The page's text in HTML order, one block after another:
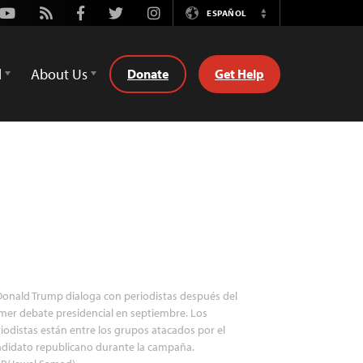
Youtube
Rss FacebookTwitterInstagramESPAÑOL
Switch
About Us Donate Get Help
Trump dialoga con periodistas después del
debate presidencial en septiembre. Los
están entre los grupos atacados por el
republicano durante la campaña.